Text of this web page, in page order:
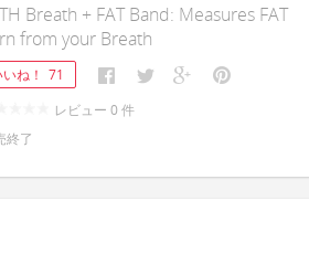
Breath + FAT Band: Measures FAT
from your Breath
ね！ 71
レビュー 0 件
終了